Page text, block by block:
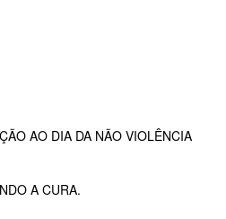
AO DIA DA NÃO VIOLÊNCIA
A CURA.